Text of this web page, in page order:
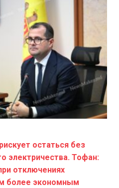
остаться без
электричества. Тофан:
отключениях
более экономным